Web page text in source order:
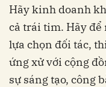
Hãy kinh doanh
cả trái tim. Hãy để
lựa chọn đối tác,
ứng xử với cộng
sự sáng tạo, công